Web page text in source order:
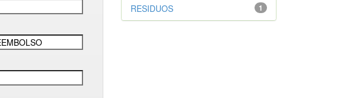
1
RESIDUOS